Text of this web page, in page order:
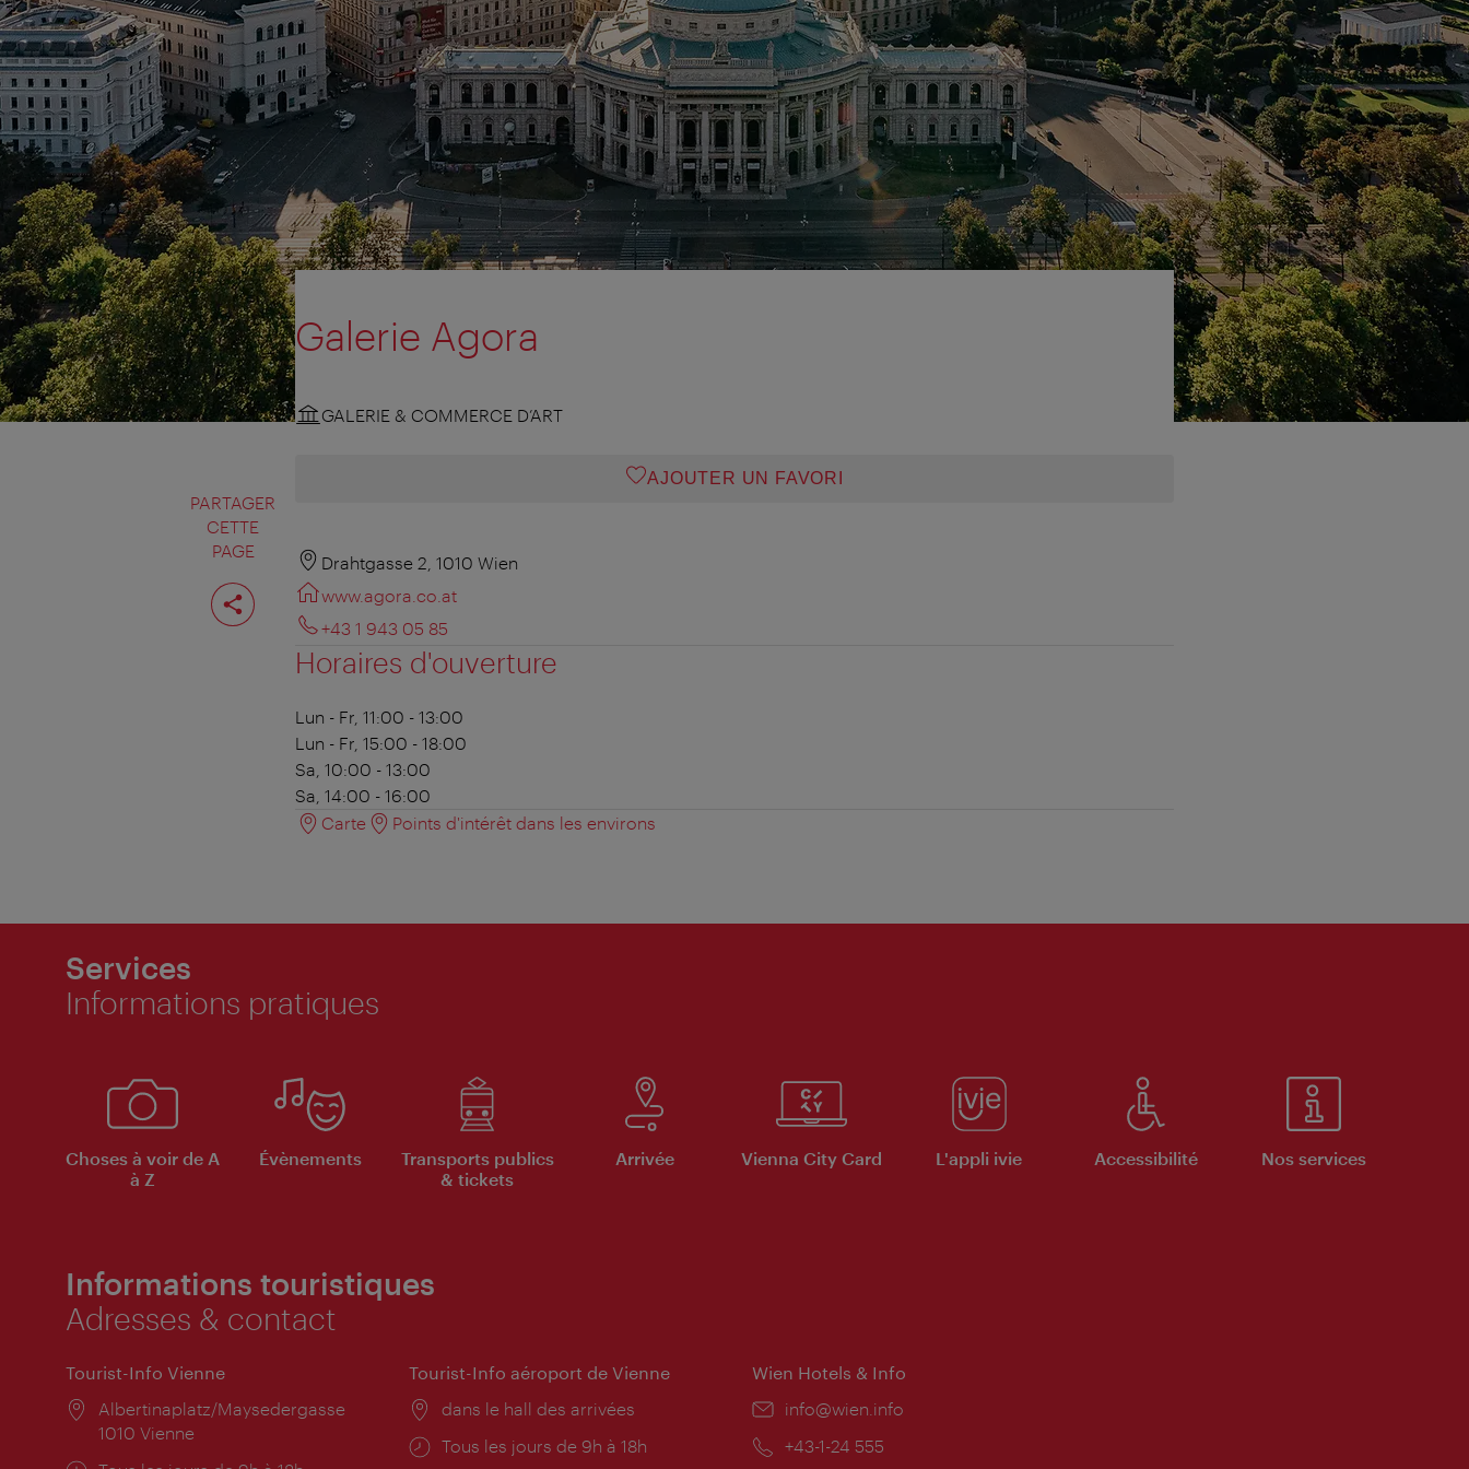
PARTAGER
CETTE
PAGE
Partager
cette
page
Galerie Agora
GALERIE & COMMERCE D’ART
AJOUTER UN FAVORI
Drahtgasse 2, 1010 Wien
www.agora.co.at
+43 1 943 05 85
Horaires d'ouverture
Lun - Fr, 11:00 - 13:00
Lun - Fr, 15:00 - 18:00
Sa, 10:00 - 13:00
Sa, 14:00 - 16:00
Carte
Points d'intérêt dans les environs
Services
Informations pratiques
Choses à voir de A
à Z
Évènements
Transports publics
& tickets
Arrivée Vienna City Card L'appli ivie Accessibilité Nos services
Informations touristiques
Adresses & contact
Tourist-Info Vienne
Lieu:
Albertinaplatz/Maysedergasse
1010 Vienne
Tourist-Info aéroport de Vienne
Lieu:
dans le hall des arrivées
Horaires
Tous les jours de 9h à 18h
Wien Hotels & Info
E-
info@wien.info
Téléphone:
+43-1-24 555